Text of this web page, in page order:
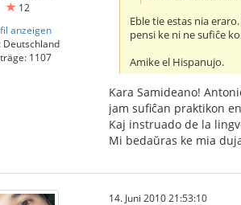
12
anzeigen
Deutschland
1107
Eble tie estas nia
pensi ke ni ne sufiĉe
Amike el Hispanujo.
Kara Samideano!
jam sufiĉan praktikon
Kaj instruado de la
Mi bedaŭras ke mia
14. Juni 2010 21:53:10